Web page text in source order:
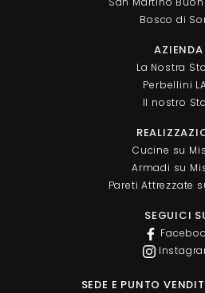
Bosco di
AZIENDA
La Nostra
Perbellini
Il nostro
Cucine su
Armadi su
Pareti Attrezzate
SEGUICI
SEDE E PUNTO